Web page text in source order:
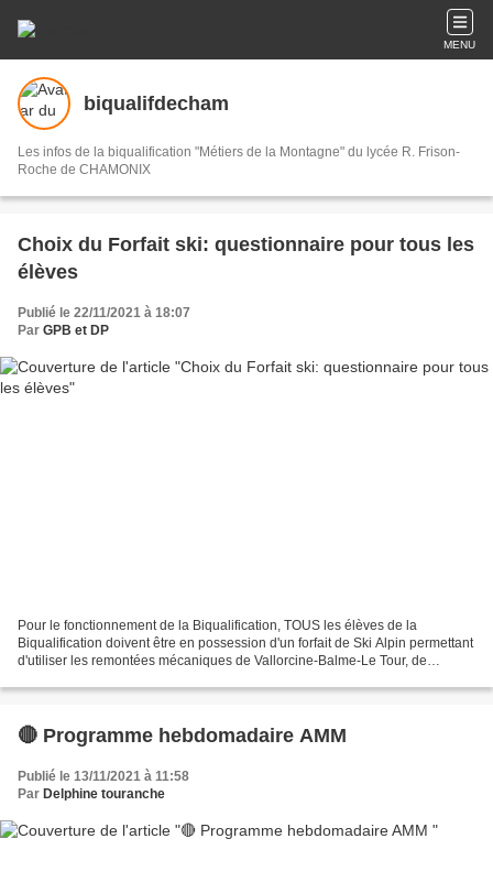
MENU
biqualifdecham
Les infos de la biqualification "Métiers de la Montagne" du lycée R. Frison-
Roche de CHAMONIX
Choix du Forfait ski: questionnaire pour tous les
élèves
Publié le 22/11/2021 à 18:07
Par GPB et DP
Pour le fonctionnement de la Biqualification, TOUS les élèves de la
Biqualification doivent être en possession d'un forfait de Ski Alpin permettant
d'utiliser les remontées mécaniques de Vallorcine-Balme-Le Tour, de
🔴 Programme hebdomadaire AMM
Publié le 13/11/2021 à 11:58
Par Delphine touranche